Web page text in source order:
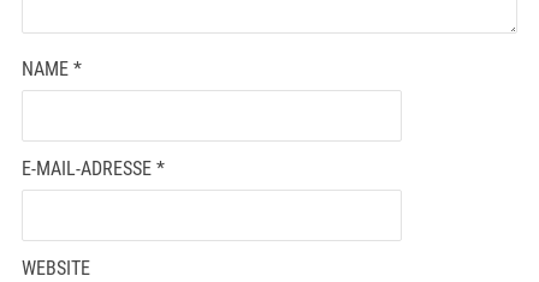
NAME *
E-MAIL-ADRESSE *
WEBSITE